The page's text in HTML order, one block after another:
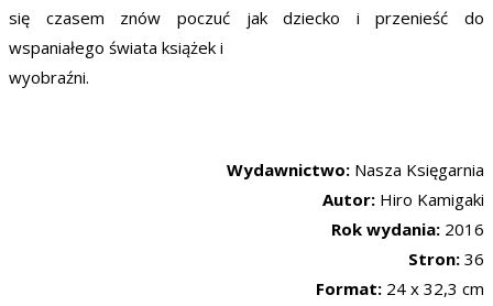
się czasem znów poczuć jak dziecko i przenieść do
wspaniałego świata książek i
wyobraźni.
Wydawnictwo: Nasza Księgarnia
Autor: Hiro Kamigaki
Rok wydania: 2016
Stron: 36
Format: 24 x 32,3 cm